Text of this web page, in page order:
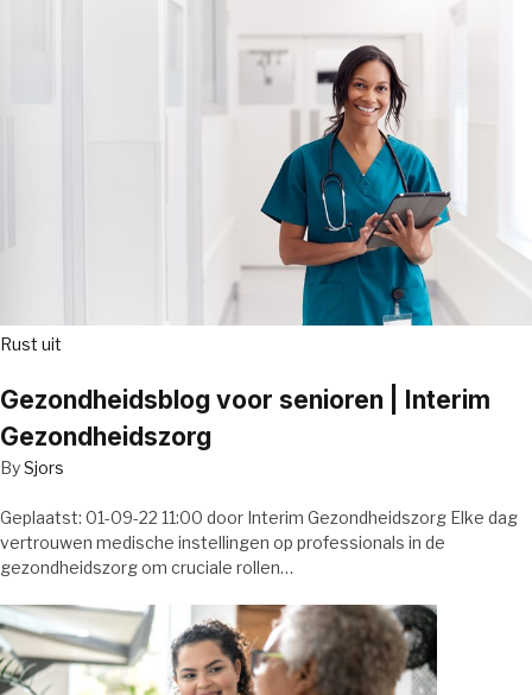
Rust uit
Gezondheidsblog voor senioren | Interim
Gezondheidszorg
BySjors
Geplaatst: 01-09-22 11:00 door Interim Gezondheidszorg Elke dag
vertrouwen medische instellingen op professionals in de
gezondheidszorg om cruciale rollen…